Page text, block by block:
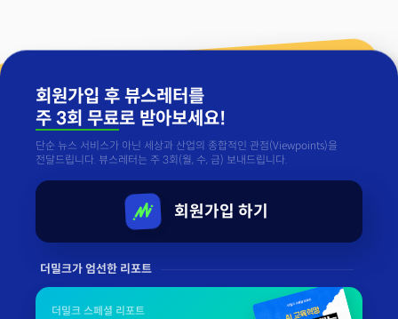
회원가입 후 뷰스레터를
주 3회 무료로 받아보세요!
단순 뉴스 서비스가 아닌 세상과 산업의 종합적인 관점(Viewpoints)을
전달드립니다. 뷰스레터는 주 3회(월, 수, 금) 보내드립니다.
회원가입 하기
더밀크가 엄선한 리포트
더밀크 스페셜 리포트